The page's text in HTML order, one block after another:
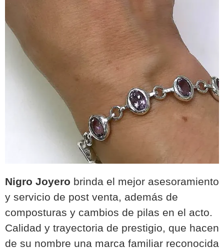
Nigro Joyero brinda el mejor asesoramiento
y servicio de post venta, además de
composturas y cambios de pilas en el acto.
Calidad y trayectoria de prestigio, que hacen
de su nombre una marca familiar reconocida